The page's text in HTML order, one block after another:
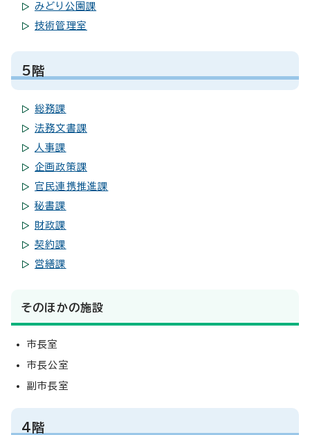
みどり公園課
技術管理室
5階
総務課
法務文書課
人事課
企画政策課
官民連携推進課
秘書課
財政課
契約課
営繕課
そのほかの施設
市長室
市長公室
副市長室
4階